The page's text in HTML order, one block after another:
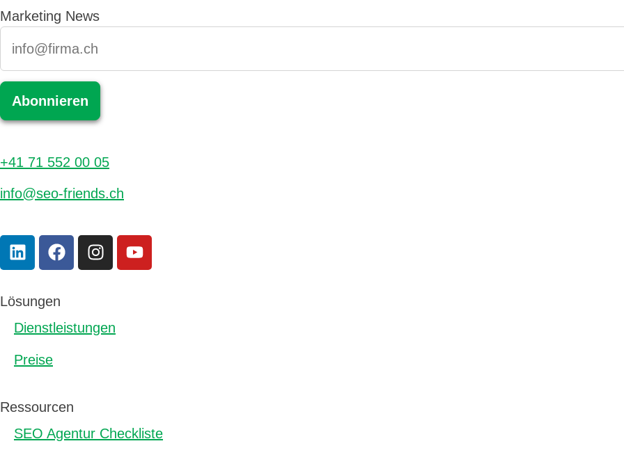
Marketing News
+41 71 552 00 05
info@seo-friends.ch
Lösungen
Dienstleistungen
Preise
Ressourcen
SEO Agentur Checkliste